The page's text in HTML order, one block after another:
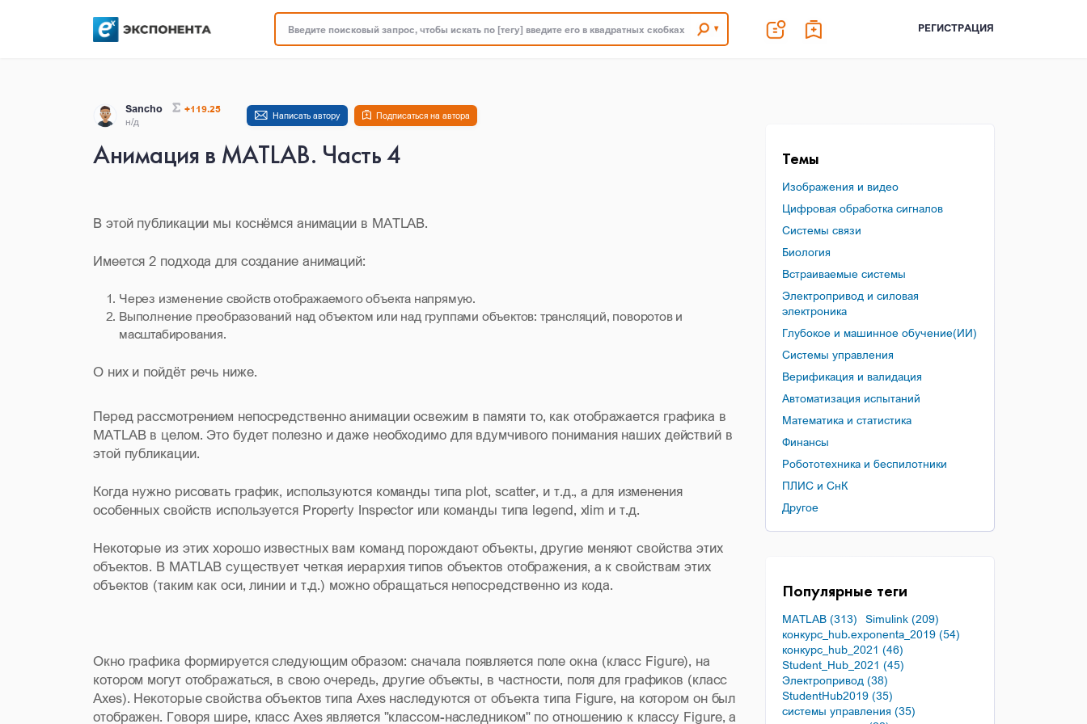
Введите поисковый запрос, чтобы искать по [тегу] введите его в квадратных скобках РЕГИСТРАЦИЯ
Sancho
+119.25
н/д
Написать автору Подписаться на автора
Анимация в MATLAB. Часть 4
В этой публикации мы коснёмся анимации в MATLAB.
Имеется 2 подхода для создание анимаций:
Через изменение свойств отображаемого объекта напрямую.
Выполнение преобразований над объектом или над группами объектов: трансляций, поворотов и
масштабирования.
О них и пойдёт речь ниже.
Перед рассмотрением непосредственно анимации освежим в памяти то, как отображается графика в
MATLAB в целом. Это будет полезно и даже необходимо для вдумчивого понимания наших действий в
этой публикации.
Когда нужно рисовать график, используются команды типа plot, scatter, и т.д., а для изменения
особенных свойств используется Property Inspector или команды типа legend, xlim и т.д.
Некоторые из этих хорошо известных вам команд порождают объекты, другие меняют свойства этих
объектов. В MATLAB существует четкая иерархия типов объектов отображения, а к свойствам этих
объектов (таким как оси, линии и т.д.) можно обращаться непосредственно из кода.
Окно графика формируется следующим образом: сначала появляется поле окна (класс Figure), на
котором могут отображаться, в свою очередь, другие объекты, в частности, поля для графиков (класс
Axes). Некоторые свойства объектов типа Axes наследуются от объекта типа Figure, на котором он был
отображен. Говоря шире, класс Axes является "классом-наследником" по отношению к классу Figure, а
Темы
Изображения и видео
Цифровая обработка сигналов
Системы связи
Биология
Встраиваемые системы
Электропривод и силовая
электроника
Глубокое и машинное обучение(ИИ)
Системы управления
Верификация и валидация
Автоматизация испытаний
Математика и статистика
Финансы
Робототехника и беспилотники
ПЛИС и СнК
Другое
Популярные теги
MATLAB (313)
Simulink (209)
конкурс_hub.exponenta_2019 (54)
конкурс_hub_2021 (46)
Student_Hub_2021 (45)
Электропривод (38)
StudentHub2019 (35)
системы управления (35)